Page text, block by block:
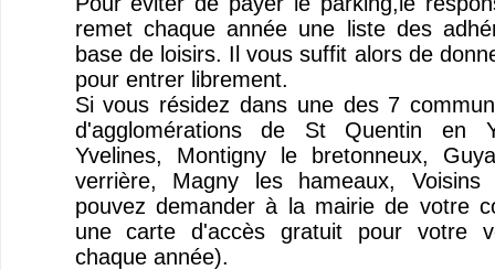
remet chaque année une liste des
base de loisirs. Il vous suffit alors de
pour entrer librement.
Si vous résidez dans une des 7
d'agglomérations de St Quentin en
Yvelines, Montigny le bretonneux,
verrière, Magny les hameaux,
pouvez demander à la mairie de votre
une carte d'accès gratuit pour votre
chaque année).